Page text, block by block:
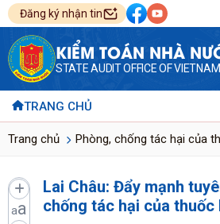
Đăng ký nhận tin
KIỂM TOÁN NHÀ
STATE AUDIT OFFICE OF VIETNAM
TRANG CHỦ
Trang chủ Phòng, chống tác hại của
aa
Lai Châu: Đẩy mạnh
chống tác hại của thuốc